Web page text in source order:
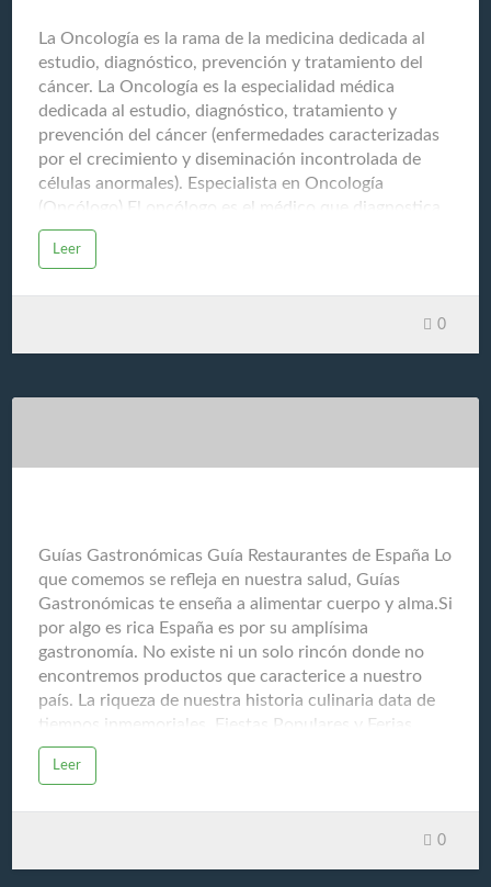
La Oncología es la rama de la medicina dedicada al
estudio, diagnóstico, prevención y tratamiento del
cáncer. La Oncología es la especialidad médica
dedicada al estudio, diagnóstico, tratamiento y
prevención del cáncer (enfermedades caracterizadas
por el crecimiento y diseminación incontrolada de
células anormales). Especialista en Oncología
(Oncólogo) El oncólogo es el médico que diagnostica
y trata el cáncer, y es generalmente el encargado de
coordinar el plan de atención del paciente con cáncer,
Determinar el tipo, la ubicación y el estadio (etapa) de
Recomendar y gestionar la combinación de terapias
Cuidados paliativos Ofrecer tratamientos para aliviar
Leer
0
Guías Gastronómicas Guía Restaurantes de España Lo
que comemos se refleja en nuestra salud, Guías
Gastronómicas te enseña a alimentar cuerpo y alma.Si
por algo es rica España es por su amplísima
gastronomía. No existe ni un solo rincón donde no
encontremos productos que caracterice a nuestro
país. La riqueza de nuestra historia culinaria data de
tiempos inmemoriales. Fiestas Populares y Ferias
Gastronómicas son la fuente de nuestra memoria
ancestral. El respeto que sentimos hacia nuestros
educación del paladar. Debido al gran entusiasmo que
provoca nuestra cocina en el resto del mundo, nos
Leer
0